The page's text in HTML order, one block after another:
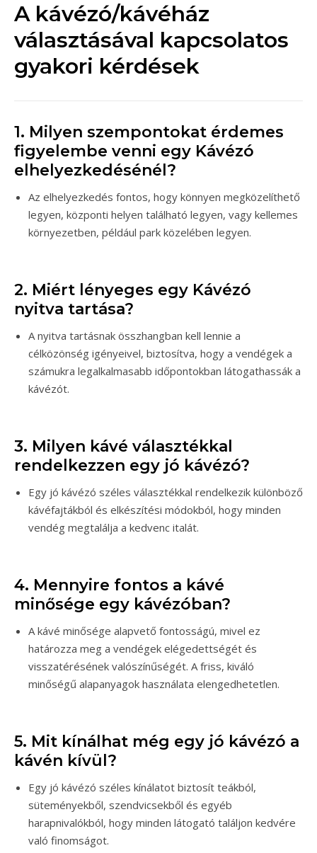
A kávézó/kávéház
választásával kapcsolatos
gyakori kérdések
1. Milyen szempontokat érdemes
figyelembe venni egy Kávézó
elhelyezkedésénél?
Az elhelyezkedés fontos, hogy könnyen megközelíthető
legyen, központi helyen található legyen, vagy kellemes
környezetben, például park közelében legyen.
2. Miért lényeges egy Kávézó
nyitva tartása?
A nyitva tartásnak összhangban kell lennie a
célközönség igényeivel, biztosítva, hogy a vendégek a
számukra legalkalmasabb időpontokban látogathassák a
kávézót.
3. Milyen kávé választékkal
rendelkezzen egy jó kávézó?
Egy jó kávézó széles választékkal rendelkezik különböző
kávéfajtákból és elkészítési módokból, hogy minden
vendég megtalálja a kedvenc italát.
4. Mennyire fontos a kávé
minősége egy kávézóban?
A kávé minősége alapvető fontosságú, mivel ez
határozza meg a vendégek elégedettségét és
visszatérésének valószínűségét. A friss, kiváló
minőségű alapanyagok használata elengedhetetlen.
5. Mit kínálhat még egy jó kávézó a
kávén kívül?
Egy jó kávézó széles kínálatot biztosít teákból,
süteményekből, szendvicsekből és egyéb
harapnivalókból, hogy minden látogató találjon kedvére
való finomságot.